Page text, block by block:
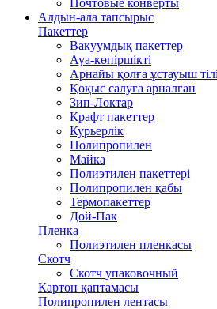
Алдын-ала тапсырыс
Пакеттер
Вакуумдық пакеттер
Ауа-көпіршікті
Арнайы қолға ұстауыш
Қоқыс салуға арналған
Зип-Локтар
Крафт пакеттер
Курьерлік
Полипропилен
Майка
Полиэтилен пакеттері
Полипропилен қабы
Термопакеттер
Дой-Пак
Пленка
Полиэтилен пленкасы
Скотч
Скотч упаковочный
Картон қаптамасы
Полипропилен лентасы